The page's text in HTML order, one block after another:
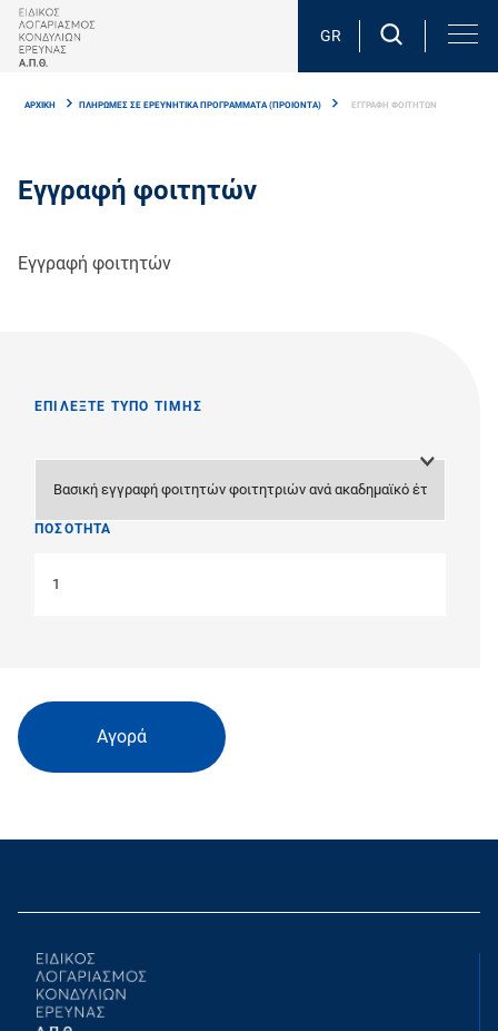
Skip
main
GR
ΑΡΧΙΚΗ ΠΛΗΡΩΜΕΣ ΣΕ ΕΡΕΥΝΗΤΙΚA ΠΡΟΓΡAΜΜΑΤΑ (ΠΡΟΙΟΝΤΑ) ΕΓΓΡΑΦΗ ΦΟΙΤΗΤΩΝ
Εγγραφή φοιτητών
Εγγραφή φοιτητών
ΕΠΙΛΕΞΤΕ ΤΥΠΟ ΤΙΜΗΣ
ΠΟΣΟΤΗΤΑ
Αγορά